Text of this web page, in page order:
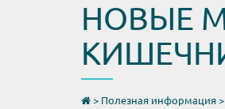
НОВЫЕ
> Полезная информация >